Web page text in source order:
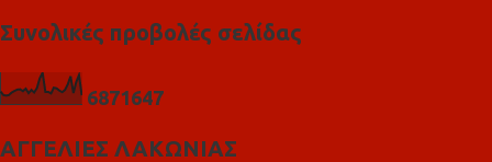
Συνολικές προβολές σελίδας
6871647
ΑΓΓΕΛΙΕΣ ΛΑΚΩΝΙΑΣ